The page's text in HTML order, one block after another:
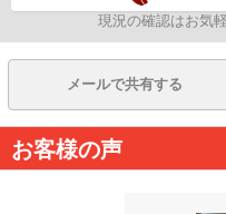
現況の確認はお気
メールで共有する
お客様の声